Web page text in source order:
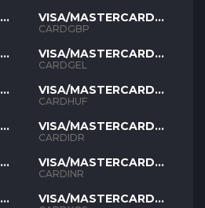
VISA/MASTERCARD
GBP
CARDGBP
VISA/MASTERCARD
GEL
CARDGEL
VISA/MASTERCARD
HUF
CARDHUF
VISA/MASTERCARD
IDR
CARDIDR
VISA/MASTERCARD
INR
CARDINR
VISA/MASTERCARD